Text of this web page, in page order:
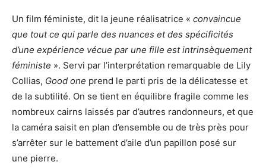
Un film féministe, dit la jeune réalisatrice « convaincue
que tout ce qui parle des nuances et des spécificités
d’une expérience vécue par une fille est intrinsèquement
féministe ». Servi par l’interprétation remarquable de Lily
Collias, Good one prend le parti pris de la délicatesse et
de la subtilité. On se tient en équilibre fragile comme les
nombreux cairns laissés par d’autres randonneurs, et que
la caméra saisit en plan d’ensemble ou de très près pour
s’arrêter sur le battement d’aile d’un papillon posé sur
une pierre.